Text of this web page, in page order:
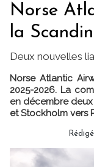
Norse
la
Deux nouvelles
Norse Atlantic
2025-2026. La
en décembre
et Stockholm vers